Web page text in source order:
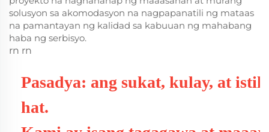
solusyon sa akomodasyon na nagpapanatili ng mataas
na pamantayan ng kalidad sa kabuuan ng mahabang
haba ng serbisyo.
rn rn